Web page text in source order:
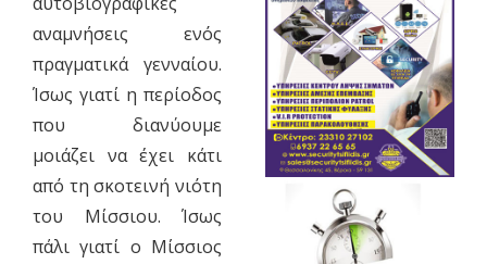
αναμνήσεις ενός
πραγματικά γενναίου.
Ίσως γιατί η περίοδος
που διανύουμε
μοιάζει να έχει κάτι
από τη σκοτεινή νιότη
του Μίσσιου. Ίσως
πάλι γιατί ο Μίσσιος